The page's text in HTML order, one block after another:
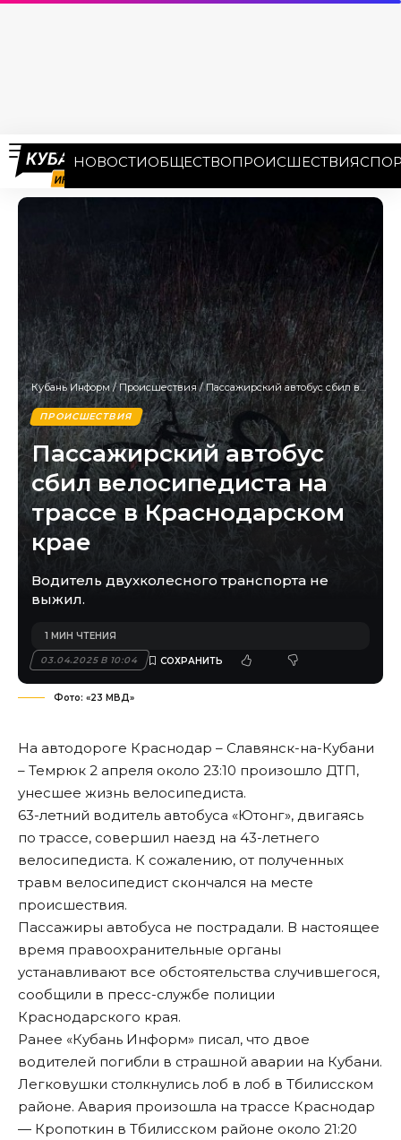
НОВОСТИОБЩЕСТВОПРОИСШЕСТВИЯ
Кубань Информ/Происшествия/Пассажирский автобус сбил велосипедиста на трассе в Краснодарском крае
ПРОИСШЕСТВИЯ
Пассажирский автобус
сбил велосипедиста на
трассе в Краснодарском
крае
Водитель двухколесного транспорта не
выжил.
03.04.2025 В 10:04
1 МИН ЧТЕНИЯ
Фото: «23 МВД»
На автодороге Краснодар – Славянск-на-Кубани
– Темрюк 2 апреля около 23:10 произошло ДТП,
унесшее жизнь велосипедиста.
63-летний водитель автобуса «Ютонг», двигаясь
по трассе, совершил наезд на 43-летнего
велосипедиста. К сожалению, от полученных
травм велосипедист скончался на месте
происшествия.
Пассажиры автобуса не пострадали. В настоящее
время правоохранительные органы
устанавливают все обстоятельства случившегося,
сообщили в пресс-службе полиции
Краснодарского края.
Ранее «Кубань Информ» писал, что двое
водителей погибли в страшной аварии на Кубани.
Легковушки столкнулись лоб в лоб в Тбилисском
районе. Авария произошла на трассе Краснодар
— Кропоткин в Тбилисском районе около 21:20